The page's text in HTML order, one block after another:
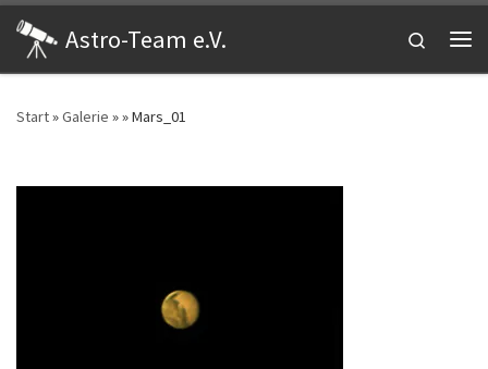
Zum Inhalt springen
Astro-Team e.V.
Search
Start»Galerie »»Mars_01